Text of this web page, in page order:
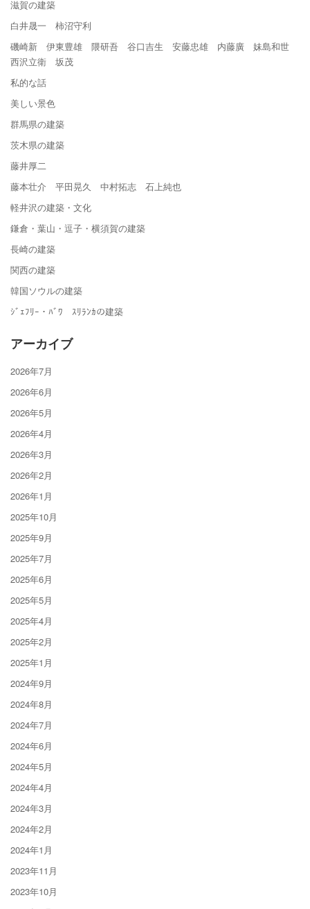
滋賀の建築
白井晟一 柿沼守利
磯崎新 伊東豊雄 隈研吾 谷口吉生 安藤忠雄 内藤廣 妹島和世
西沢立衛 坂茂
私的な話
美しい景色
群馬県の建築
茨木県の建築
藤井厚二
藤本壮介 平田晃久 中村拓志 石上純也
軽井沢の建築・文化
鎌倉・葉山・逗子・横須賀の建築
長崎の建築
関西の建築
韓国ソウルの建築
ｼﾞｪﾌﾘｰ・ﾊﾞﾜ ｽﾘﾗﾝｶの建築
アーカイブ
2026年7月
2026年6月
2026年5月
2026年4月
2026年3月
2026年2月
2026年1月
2025年10月
2025年9月
2025年7月
2025年6月
2025年5月
2025年4月
2025年2月
2025年1月
2024年9月
2024年8月
2024年7月
2024年6月
2024年5月
2024年4月
2024年3月
2024年2月
2024年1月
2023年11月
2023年10月